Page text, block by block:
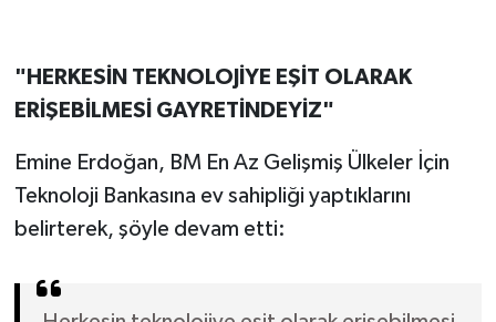
"HERKESİN TEKNOLOJİYE EŞİT OLARAK
ERİŞEBİLMESİ GAYRETİNDEYİZ"
Emine Erdoğan, BM En Az Gelişmiş Ülkeler İçin
Teknoloji Bankasına ev sahipliği yaptıklarını
belirterek, şöyle devam etti: